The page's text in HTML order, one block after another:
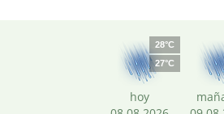
28°C
27°C
hoy